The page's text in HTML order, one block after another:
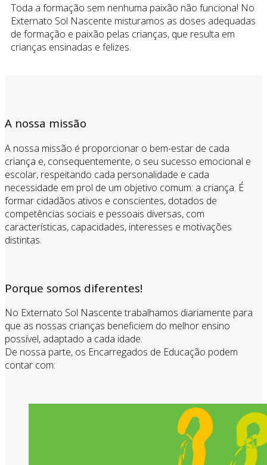
Toda a formação sem nenhuma paixão não funciona! No
Externato Sol Nascente misturamos as doses adequadas
de formação e paixão pelas crianças, que resulta em
crianças ensinadas e felizes.
A nossa missão
A nossa missão é proporcionar o bem-estar de cada
criança e, consequentemente, o seu sucesso emocional e
escolar, respeitando cada personalidade e cada
necessidade em prol de um objetivo comum: a criança. É
formar cidadãos ativos e conscientes, dotados de
competências sociais e pessoais diversas, com
características, capacidades, interesses e motivações
distintas.
Porque somos diferentes!
No Externato Sol Nascente trabalhamos diariamente para
que as nossas crianças beneficiem do melhor ensino
possível, adaptado a cada idade.
De nossa parte, os Encarregados de Educação podem
contar com: